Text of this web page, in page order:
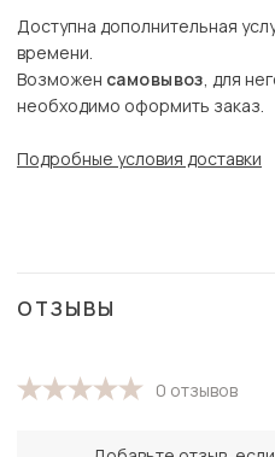
Доступна дополнительная
времени.
Возможен самовывоз, для
необходимо оформить заказ.
Подробные условия доставки
ОТЗЫВЫ
0 отзывов